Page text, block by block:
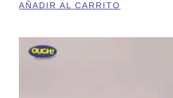
AÑADIR AL CARRITO